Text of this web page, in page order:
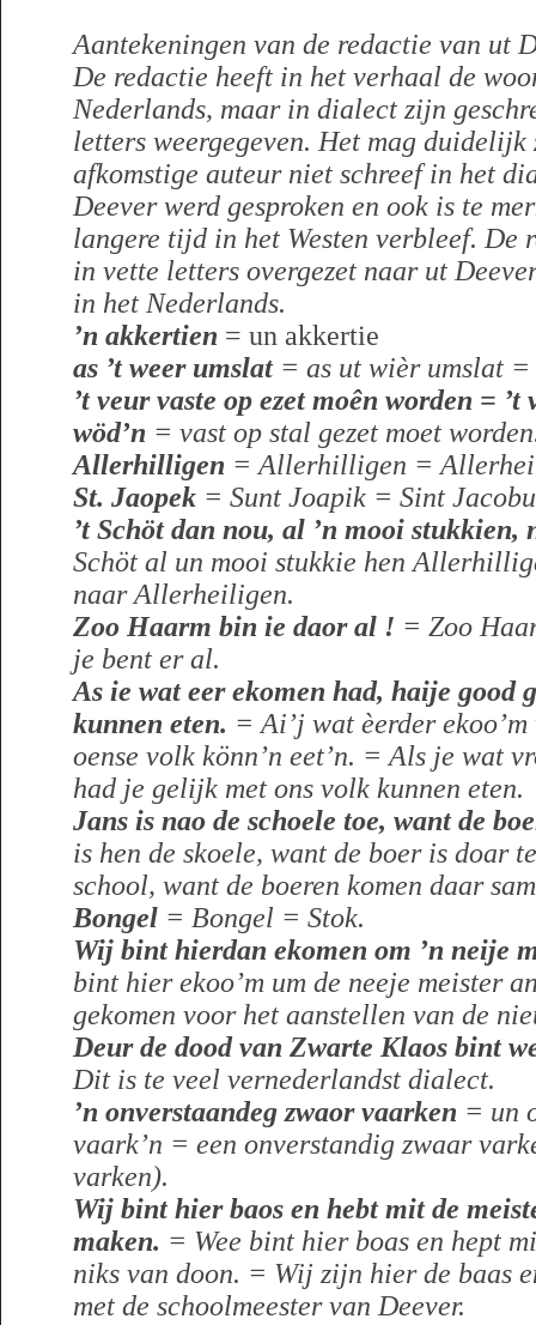
Aantekeningen van de redactie van ut
De redactie heeft in het verhaal de
Nederlands, maar in dialect zijn
letters weergegeven. Het mag
afkomstige auteur niet schreef in het
Deever werd gesproken en ook is te
langere tijd in het Westen verbleef. De
in vette letters overgezet naar ut
in het Nederlands.
’n akkertien = un akkertie
as ’t weer umslat= as ut wièr umslat =
’t veur vaste op ezet moên worden = ’t
wöd’n = vast op stal gezet moet
Allerhilligen = Allerhilligen =
St. Jaopek = Sunt Joapik = Sint
’t Schöt dan nou, al ’n mooi
Schöt al un mooi stukkie hen
naar Allerheiligen.
Zoo Haarm bin ie daor al ! = Zoo
je bent er al.
As ie wat eer ekomen had, haije good
kunnen eten. = Ai’j wat èerder
oense volk könn’n eet’n. = Als je wat
had je gelijk met ons volk kunnen eten.
Jans is nao de schoele toe, want de
is hen de skoele, want de boer is doar
school, want de boeren komen daar
Bongel = Bongel = Stok.
Wij bint hierdan ekomen om ’n neije
bint hier ekoo’m um de neeje meister
gekomen voor het aanstellen van de
Deur de dood van Zwarte Klaos bint
Dit is te veel vernederlandst dialect.
’n onverstaandeg zwaor vaarken = un
vaark’n = een onverstandig zwaar
varken).
Wij bint hier baos en hebt mit de
maken. = Wee bint hier boas en hept
niks van doon. = Wij zijn hier de baas
met de schoolmeester van Deever.